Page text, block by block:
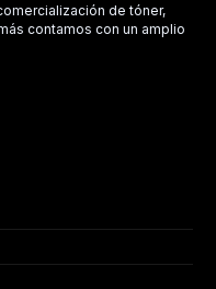
de tóner,
contamos con un amplio